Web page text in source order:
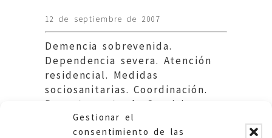
Gestionar el
consentimiento de las
12 de septiembre de 2007
Demencia sobrevenida.
Dependencia severa. Atención
residencial. Medidas
sociosanitarias. Coordinación.
Departamento de Servicios
Sociales y Familia DGA.